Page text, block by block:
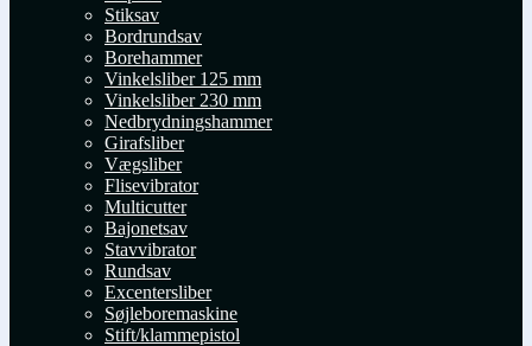
Stiksav
Bordrundsav
Borehammer
Vinkelsliber 125 mm
Vinkelsliber 230 mm
Nedbrydningshammer
Girafsliber
Vægsliber
Flisevibrator
Multicutter
Bajonetsav
Stavvibrator
Rundsav
Excentersliber
Søjleboremaskine
Stift/klammepistol